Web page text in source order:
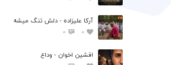
آرکا علیزاده - دلش تنگ میشه
0
0
افشين اخوان - وداع